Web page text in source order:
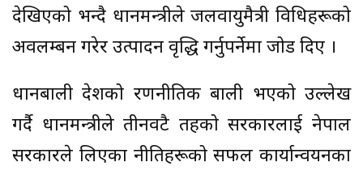
देखिएको भन्दै प्रधानमन्त्रीले जलवायुमैत्री प्रविधिहरूको
अवलम्बन गरेर उत्पादन वृद्धि गर्नुपर्नेमा जोड दिए ।
धानबाली देशको रणनीतिक बाली भएको उल्लेख
गर्दै प्रधानमन्त्रीले तीनवटै तहको सरकारलाई नेपाल
सरकारले लिएका नीतिहरूको सफल कार्यान्वयनका